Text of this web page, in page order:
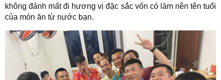
không đánh mất đi hương vị đặc sắc vốn có làm nên tên tuổi
của món ăn từ nước bạn.